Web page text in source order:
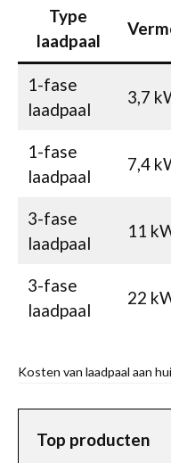
Type
laadpaal
1-fase
laadpaal
3,7
1-fase
laadpaal
7,4
3-fase
laadpaal
11
3-fase
laadpaal
22
Kosten van laadpaal aan
Top producten